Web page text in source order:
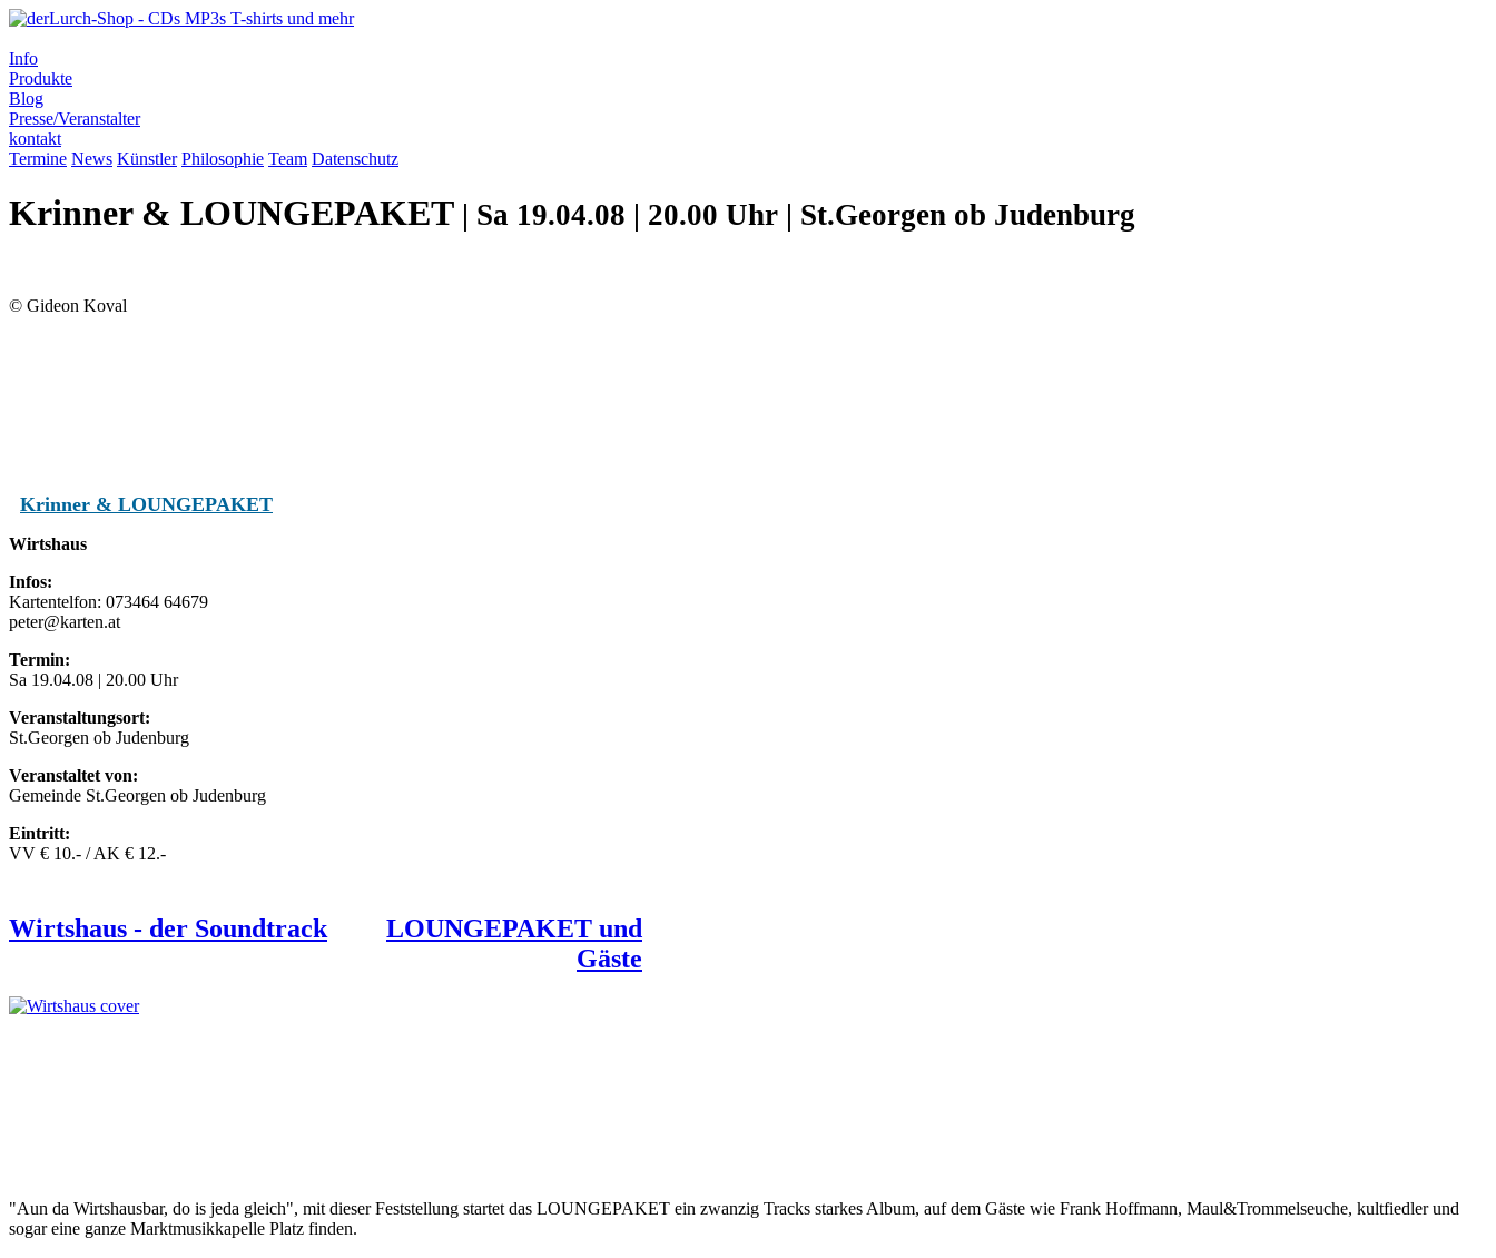
Info
Produkte
Blog
Presse/Veranstalter
kontakt
Termine News Künstler Philosophie Team Datenschutz
Krinner & LOUNGEPAKET | Sa 19.04.08 | 20.00 Uhr | St.Georgen ob Judenburg
© Gideon Koval
Krinner & LOUNGEPAKET
Wirtshaus
Infos:
Kartentelfon: 073464 64679
peter@karten.at
Termin:
Sa 19.04.08 | 20.00 Uhr
Veranstaltungsort:
St.Georgen ob Judenburg
Veranstaltet von:
Gemeinde St.Georgen ob Judenburg
Eintritt:
VV € 10.- / AK € 12.-
Wirtshaus - der Soundtrack
LOUNGEPAKET und
Gäste
"Aun da Wirtshausbar, do is jeda gleich", mit dieser Feststellung startet das LOUNGEPAKET ein zwanzig Tracks starkes Album, auf dem Gäste wie Frank Hoffmann, Maul&Trommelseuche, kultfiedler und
sogar eine ganze Marktmusikkapelle Platz finden.